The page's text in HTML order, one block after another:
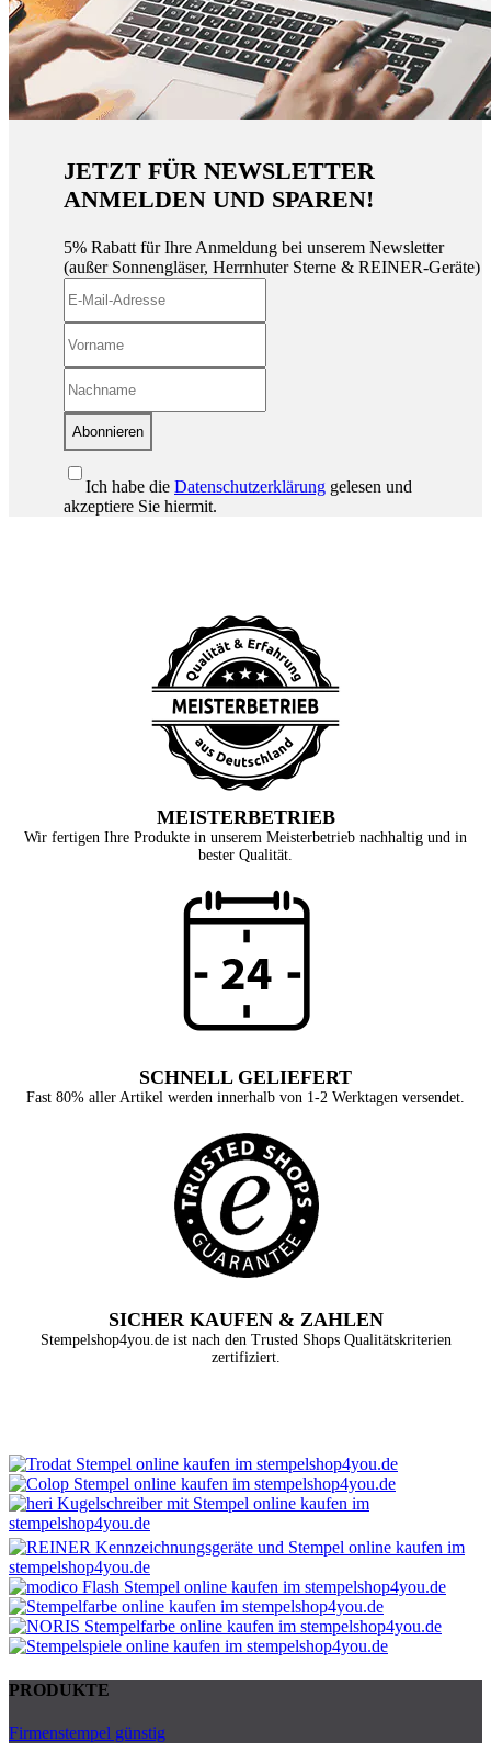
JETZT FÜR NEWSLETTER
ANMELDEN UND SPAREN!
5% Rabatt für Ihre Anmeldung bei unserem Newsletter
(außer Sonnengläser, Herrnhuter Sterne & REINER-Geräte)
Abonnieren
Ich habe die Datenschutzerklärung gelesen und
akzeptiere Sie hiermit.
MEISTERBETRIEB
Wir fertigen Ihre Produkte in unserem Meisterbetrieb nachhaltig und in
bester Qualität.
SCHNELL GELIEFERT
Fast 80% aller Artikel werden innerhalb von 1-2 Werktagen versendet.
SICHER KAUFEN & ZAHLEN
Stempelshop4you.de ist nach den Trusted Shops Qualitätskriterien
zertifiziert.
PRODUKTE
Firmenstempel günstig